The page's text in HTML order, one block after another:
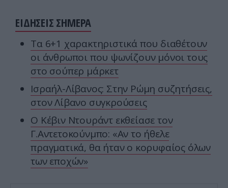
ΕΙΔΗΣΕΙΣ ΣΗΜΕΡΑ
Τα 6+1 χαρακτηριστικά που διαθέτουν
οι άνθρωποι που ψωνίζουν μόνοι τους
στο σούπερ μάρκετ
Ισραήλ-Λίβανος: Στην Ρώμη συζητήσεις,
στον Λίβανο συγκρούσεις
Ο Κέβιν Ντουράντ εκθείασε τον
Γ.Αντετοκούνμπο: «Αν το ήθελε
πραγματικά, θα ήταν ο κορυφαίος όλων
των εποχών»